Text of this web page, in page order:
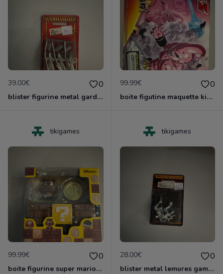
39.00€ 0
blister figurine metal garde laritime lothern gamesworshop neuf blister
99.99€ 0
boite figutine maquette kid buu dragonball z neuf
tikigames
99.99€ 0
boite figurine super mario shfiguarts nruve blister
tikigames
28.00€ 0
blister metal lemures games worshop neuf nlister